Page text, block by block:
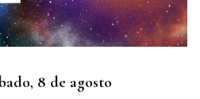
8 de agosto